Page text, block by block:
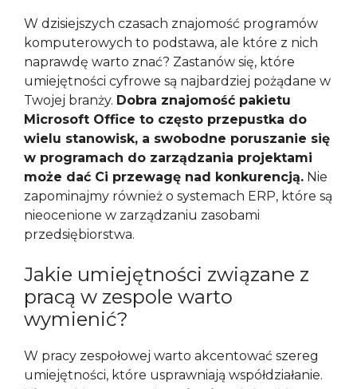
W dzisiejszych czasach znajomość programów
komputerowych to podstawa, ale które z nich
naprawdę warto znać? Zastanów się, które
umiejętności cyfrowe są najbardziej pożądane w
Twojej branży. Dobra znajomość pakietu
Microsoft Office to często przepustka do
wielu stanowisk, a swobodne poruszanie się
w programach do zarządzania projektami
może dać Ci przewagę nad konkurencją. Nie
zapominajmy również o systemach ERP, które są
nieocenione w zarządzaniu zasobami
przedsiębiorstwa.
Jakie umiejętności związane z
pracą w zespole warto
wymienić?
W pracy zespołowej warto akcentować szereg
umiejętności, które usprawniają współdziałanie.